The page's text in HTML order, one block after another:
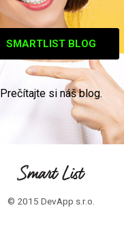
SMARTLIST BLOG
Prečítajte si náš blog.
© 2015 DevApp s.r.o.